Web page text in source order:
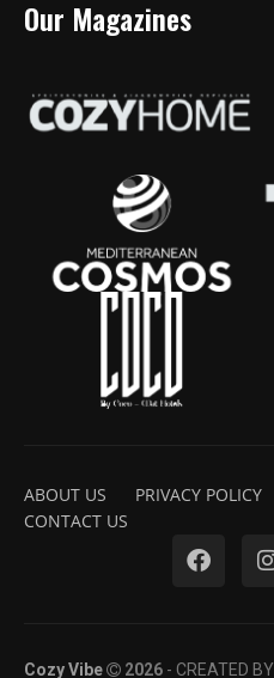
Our Magazines
ABOUT US PRIVACY POLICY
CONTACT US
Cozy Vibe 2026 - CREATED BY